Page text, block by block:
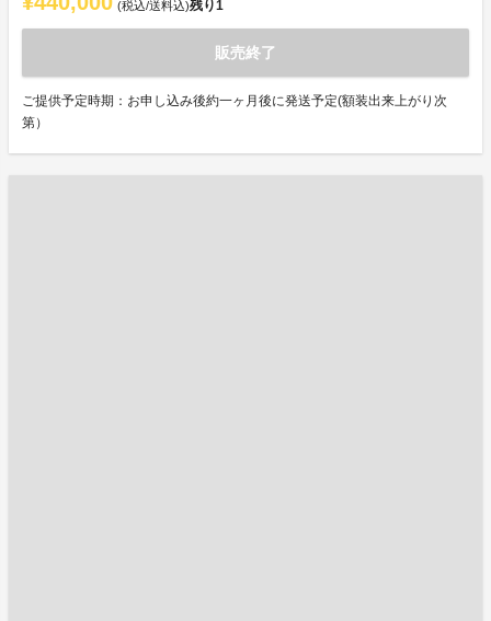
(税込/送料込)残り1
販売終了
ご提供予定時期：お申し込み後約一ヶ月後に発送予定(額装出来上がり次
第）